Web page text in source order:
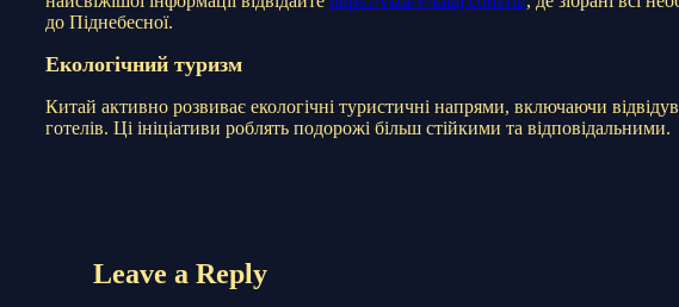
до Піднебесної.
Екологічний туризм
Китай активно розвиває екологічні туристичні напрями, включаючи
готелів. Ці ініціативи роблять подорожі більш стійкими та відповідальними.
Leave a Reply